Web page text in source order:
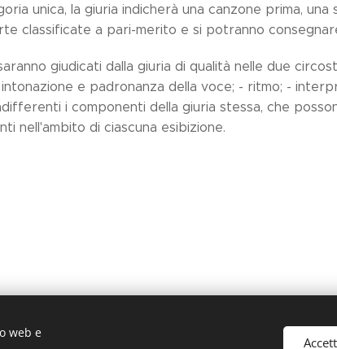
unica, la giuria indicherà una canzone prima,
classificate a pari-merito e si potranno
giudicati dalla giuria di qualità nelle due
e padronanza della voce; - ritmo; -
i componenti della giuria stessa, che
nell'ambito di ciascuna esibizione.
web e